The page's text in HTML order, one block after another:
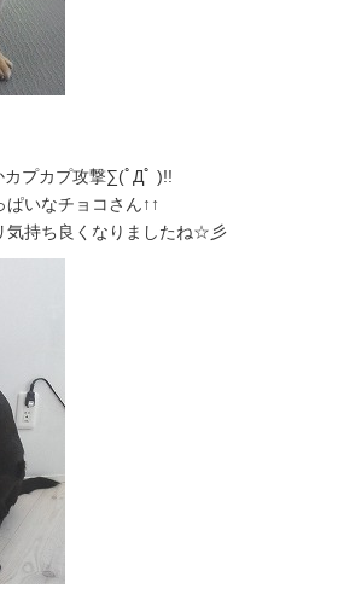
プカプ攻撃∑(ﾟДﾟ )!!
いなチョコさん↑↑
気持ち良くなりましたね☆彡